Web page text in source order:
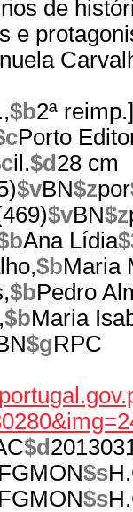
de
e
$b2ª reimp.]
Porto
il.$d 28 cm
$vBN$zpor
$vBN$z
Ana Lídia
$bMaria
$bPedro
$bMaria
$gRPC
$d
FGMON$s
FGMON$s